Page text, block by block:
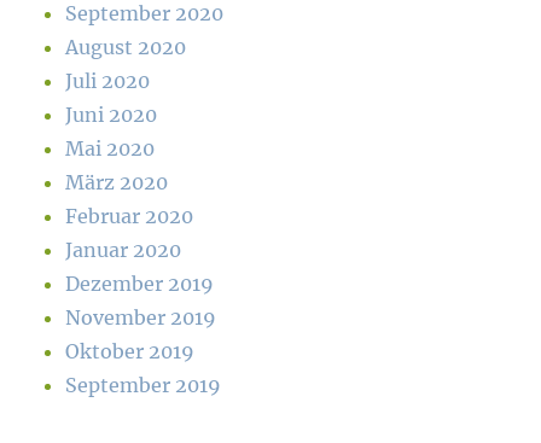
September 2020
August 2020
Juli 2020
Juni 2020
Mai 2020
März 2020
Februar 2020
Januar 2020
Dezember 2019
November 2019
Oktober 2019
September 2019